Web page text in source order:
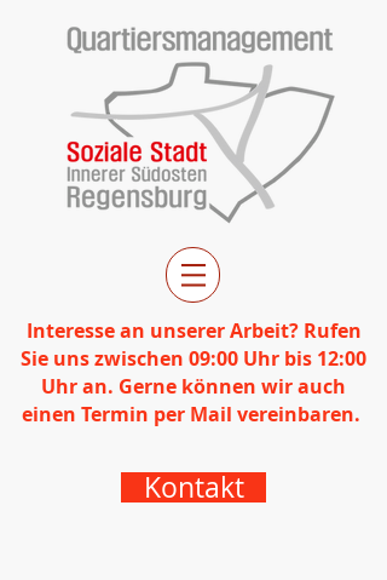
Interesse an unserer Arbeit? Rufen
Sie uns zwischen 09:00 Uhr bis 12:00
Uhr an. Gerne können wir auch
einen Termin per Mail vereinbaren.
Kontakt